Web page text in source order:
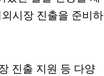
시장 진출을 준비하
진출 지원 등 다양